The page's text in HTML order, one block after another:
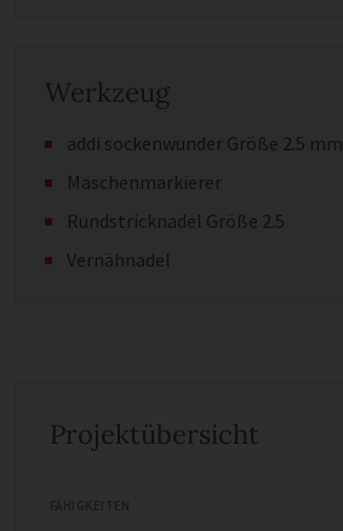
Werkzeug
addi sockenwunder Größe 2.5 mm
Maschenmarkierer
Rundstricknadel Größe 2.5
Vernähnadel
Projektübersicht